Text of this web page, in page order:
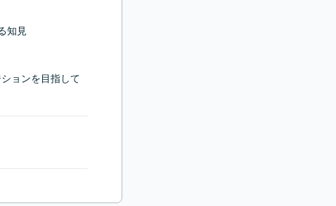
知見
ョンを目指して